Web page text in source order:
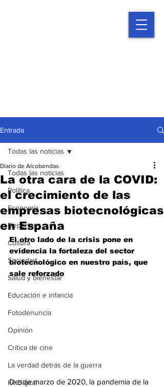
Entrada
Todas las noticias
Política
Economía
Deportes
Cultura
Sociedad
Salud y bienestar
Educación e infancia
Fotodenuncia
Opinión
Crítica de cine
La verdad detrás de la guerra
Kit Digital
Todas las noticias
La otra cara de la COVID:
el crecimiento de las
empresas biotecnológicas
en España
Diario de Alcobendas
El otro lado de la crisis pone en
evidencia la fortaleza del sector
biotecnológico en nuestro país, que
sale reforzado
Desde marzo de 2020, la pandemia de la